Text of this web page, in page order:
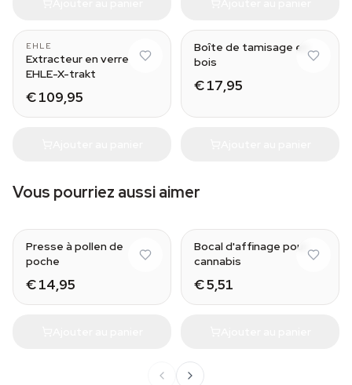
EHLE
Extracteur en verre
EHLE-X-trakt
€ 109,95
Boîte de tamisage en
bois
€ 17,95
Vous pourriez aussi aimer
Presse à pollen de
poche
€ 14,95
Bocal d'affinage pour
cannabis
€ 5,51